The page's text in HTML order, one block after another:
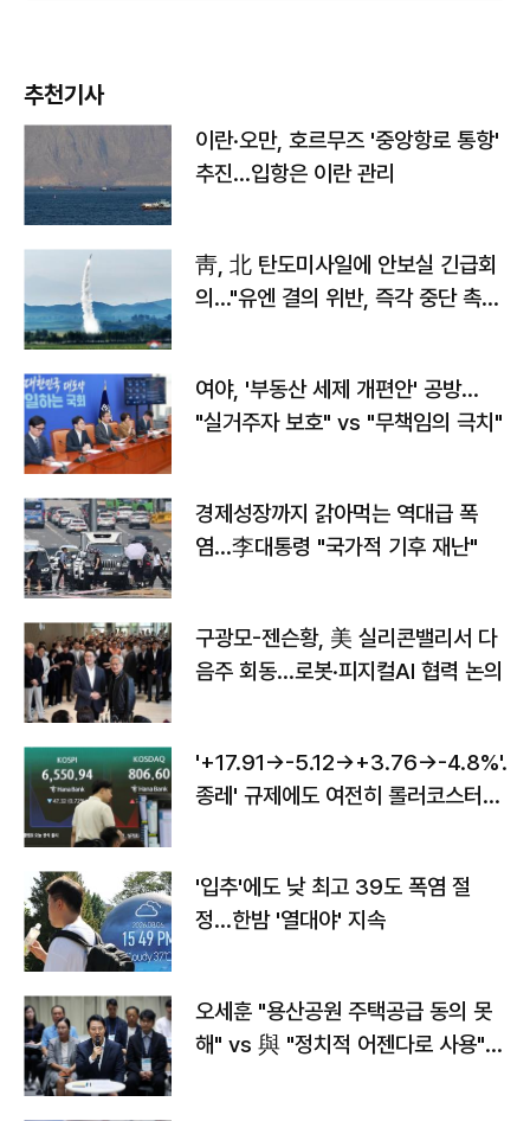
추천기사
이란·오만, 호르무즈 '중앙항로 통항'
추진…입항은 이란 관리
靑, 北 탄도미사일에 안보실 긴급회
의…"유엔 결의 위반, 즉각 중단 촉
여야, '부동산 세제 개편안' 공방…
"실거주자 보호" vs "무책임의 극치"
경제성장까지 갉아먹는 역대급 폭
염…李대통령 "국가적 기후 재난"
구광모-젠슨황, 美 실리콘밸리서 다
음주 회동…로봇·피지컬AI 협력 논의
'+17.91→-5.12→+3.76→-4.8%'…'
종레' 규제에도 여전히 롤러코스터
'입추'에도 낮 최고 39도 폭염 절
정…한밤 '열대야' 지속
오세훈 "용산공원 주택공급 동의 못
해" vs 與 "정치적 어젠다로 사용"